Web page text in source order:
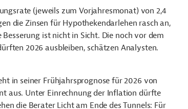
(jeweils zum Vorjahresmonat) von 2,4
die Zinsen für Hypothekendarlehen rasch an,
ist nicht in Sicht. Die noch vor dem
2026 ausbleiben, schätzen Analysten.
in seiner Frühjahrsprognose für 2026 von
aus. Unter Einrechnung der Inflation dürfte
die Berater Licht am Ende des Tunnels: Für